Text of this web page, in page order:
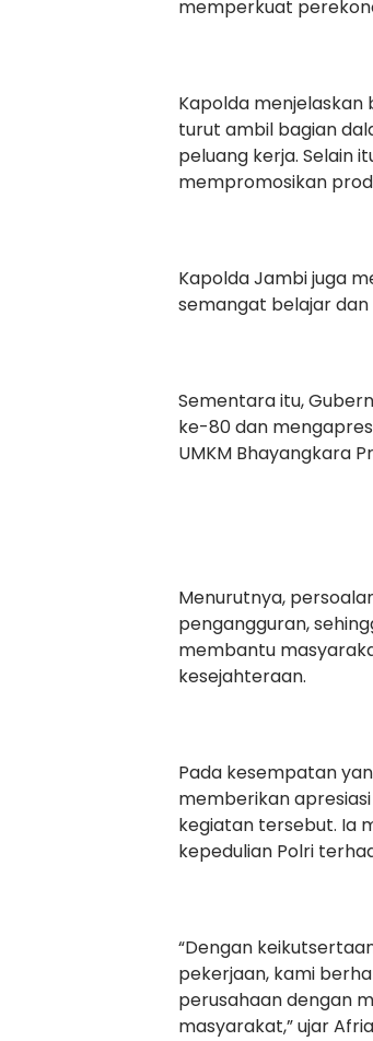
memperkuat
Kapolda menjelaskan
turut ambil bagian
peluang kerja. Selain
mempromosikan
Kapolda Jambi juga
semangat belajar
Sementara itu,
ke-80 dan
UMKM Bhayangkara
Menurutnya,
pengangguran,
membantu
kesejahteraan.
Pada kesempatan
memberikan
kegiatan tersebut. Ia
kepedulian Polri
“Dengan
pekerjaan, kami
perusahaan dengan
masyarakat,” ujar